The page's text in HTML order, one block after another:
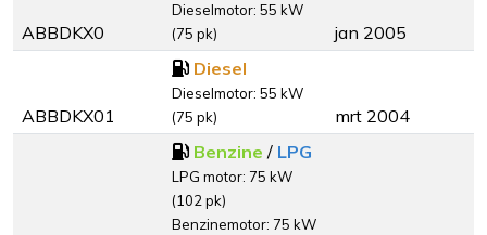
ABBDKX0
Dieselmotor: 55 kW
(75 pk)
jan 2005
ABBDKX01
Diesel
Dieselmotor: 55 kW
(75 pk)
mrt 2004
Benzine / LPG
LPG motor: 75 kW
(102 pk)
Benzinemotor: 75 kW